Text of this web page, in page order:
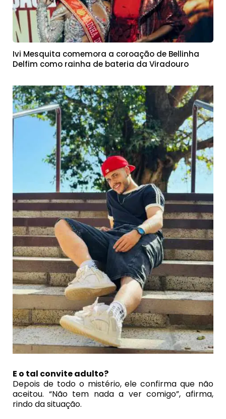
Ivi Mesquita comemora a coroação de Bellinha
Delfim como rainha de bateria da Viradouro
E o tal convite adulto?
Depois de todo o mistério, ele confirma que não
aceitou. “Não tem nada a ver comigo”, afirma,
rindo da situação.